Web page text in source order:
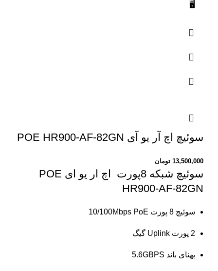
🖥️
سوئیچ اچ آر یو آی POE HR900-AF-82GN
13,500,000 تومان
سوئیچ شبکه 8پورت اچ ار یو ای POE
HR900-AF-82GN
سوئیچ 8 پورت 10/100Mbps PoE
2 پورت Uplink گیگ
پهنای باند 5.6GBPS